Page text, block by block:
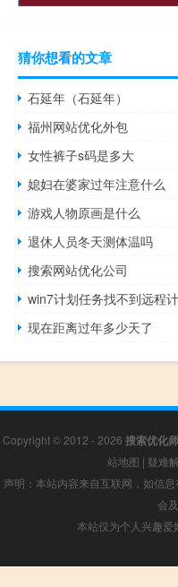
猜你想看的文章
石延年（石延年）
福州网站优化外包
女性裤子s码是多大
媳妇在婆家过年注意什么
游戏人物原画是什么
退休人员冬天测体温吗
搜索网站优化公司
win7计划任务找不到远程
现在距离过年多少天了
Copyright © 2012 - 2026 搜索优化师
站地图 | 疑难
声明：本站内容来自互联网，如信
会
本站仅为个人兴趣爱